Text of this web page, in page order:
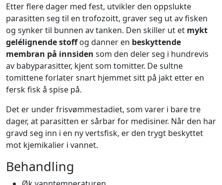
Etter flere dager med fest, utvikler den oppslukte
parasitten seg til en trofozoitt, graver seg ut av fisken
og synker til bunnen av tanken. Den skiller ut et mykt
gelélignende stoffog danner en beskyttende
membran på innsiden som den deler seg i hundrevis
av babyparasitter, kjent som tomitter. De sultne
tomittene forlater snart hjemmet sitt på jakt etter en
fersk fisk å spise på.
Det er under frisvømmestadiet, som varer i bare tre
dager, at parasitten er sårbar for medisiner. Når den har
gravd seg inn i en ny vertsfisk, er den trygt beskyttet
mot kjemikalier i vannet.
Behandling